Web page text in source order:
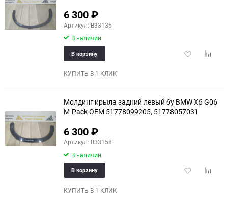
6 300₽
Артикул: B33135
В наличии
Добавить
В корзину
КУПИТЬ В 1 КЛИК
Молдинг крыла задний левый бу BMW X6 G06
M-Pack OEM 51778099205, 51778057031
6 300₽
Артикул: B33158
В наличии
Добавить
В корзину
КУПИТЬ В 1 КЛИК